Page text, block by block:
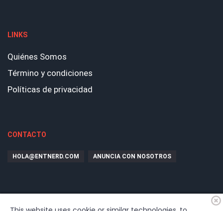
LINKS
Quiénes Somos
Término y condiciones
Políticas de privacidad
CONTACTO
HOLA@ENTNERD.COM ANUNCIA CON NOSOTROS